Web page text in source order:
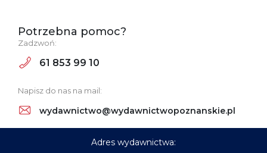
Potrzebna pomoc?
Zadzwoń:
61 853 99 10
Napisz do nas na mail:
wydawnictwo@wydawnictwopoznanskie.pl
Adres wydawnictwa: